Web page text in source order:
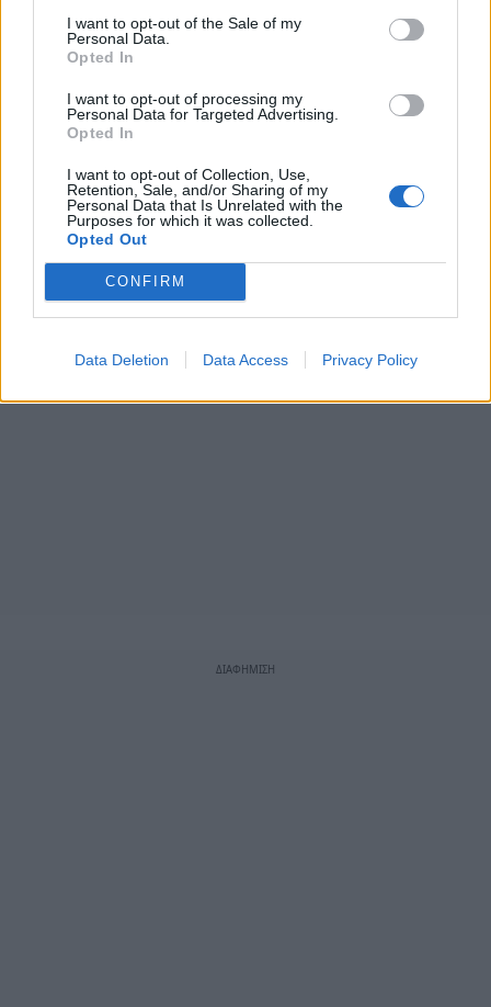
I want to opt-out of the Sale of my
Personal Data.
Opted In
I want to opt-out of processing my
Personal Data for Targeted Advertising.
Opted In
I want to opt-out of Collection, Use,
Retention, Sale, and/or Sharing of my
Personal Data that Is Unrelated with the
Purposes for which it was collected.
Opted Out
CONFIRM
Data Deletion Data Access Privacy Policy